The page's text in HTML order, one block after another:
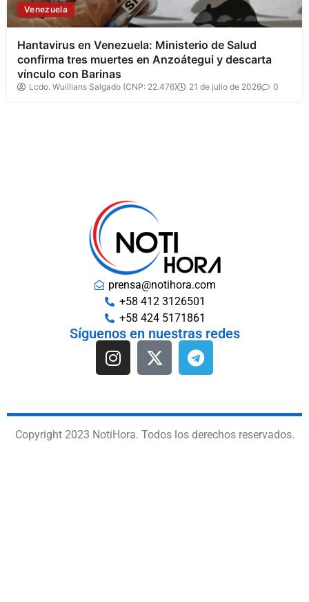
Venezuela
Hantavirus en Venezuela: Ministerio de Salud
confirma tres muertes en Anzoátegui y descarta
vínculo con Barinas
Lcdo. Wuillians Salgado (CNP: 22.476) 21 de julio de 2026 0
prensa@notihora.com
+58 412 3126501
+58 424 5171861
Síguenos en nuestras redes
Copyright 2023 NotiHora. Todos los derechos reservados.